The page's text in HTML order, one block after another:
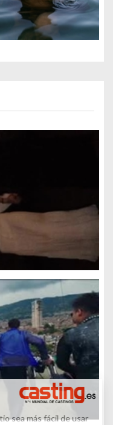
sea más fácil de usar